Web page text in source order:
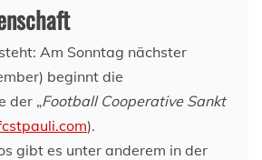
Am Sonntag nächster
beginnt die
der „Football Cooperative Sankt
).
gibt es unter anderem in der